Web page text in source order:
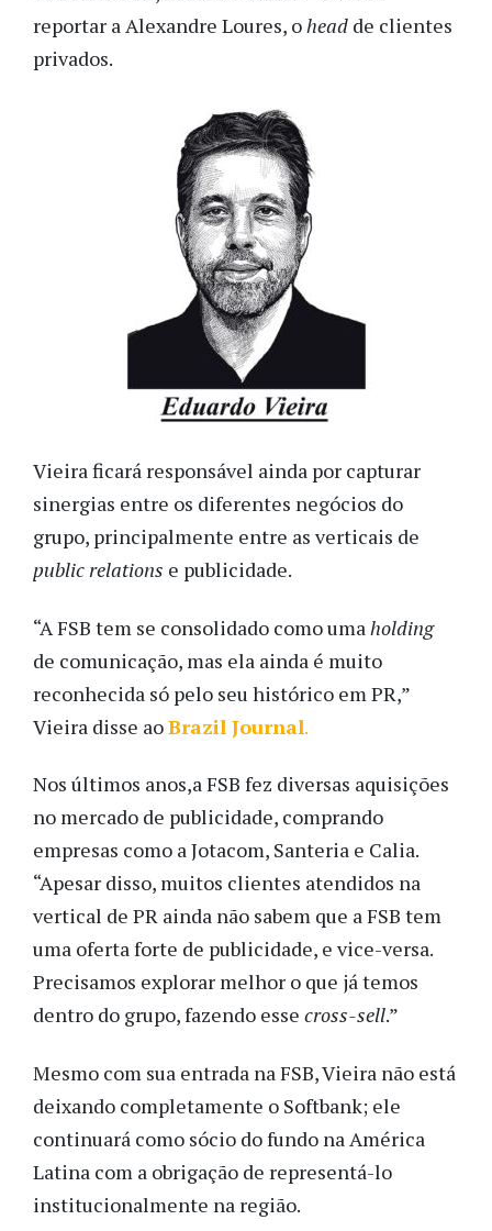
reportar a Alexandre Loures, ohead de clientes
privados.
Vieira ficará responsável ainda por capturar
sinergias entre os diferentes negócios do
grupo, principalmente entre as verticais de
public relations e publicidade.
“A FSB tem se consolidado como umaholding
de comunicação, mas ela ainda é muito
reconhecida só pelo seu histórico em PR,”
Vieira disse aoBrazil Journal.
Nos últimos anos,a FSB fez diversas aquisições
no mercado de publicidade, comprando
empresas como a Jotacom, Santeria e Calia.
“Apesar disso, muitos clientes atendidos na
vertical de PR ainda não sabem que a FSB tem
uma oferta forte de publicidade, e vice-versa.
Precisamos explorar melhor o que já temos
dentro do grupo, fazendo esse cross-sell.”
Mesmo com sua entrada na FSB, Vieira não está
deixando completamente o Softbank; ele
continuará como sócio do fundo na América
Latina com a obrigação de representá-lo
institucionalmente na região.